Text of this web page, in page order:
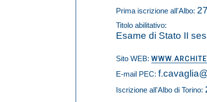
Prima iscrizione all'Albo:
Titolo abilitativo:
Esame di Stato II
Sito WEB:
E-mail PEC:
Iscrizione all'Albo di Torino: